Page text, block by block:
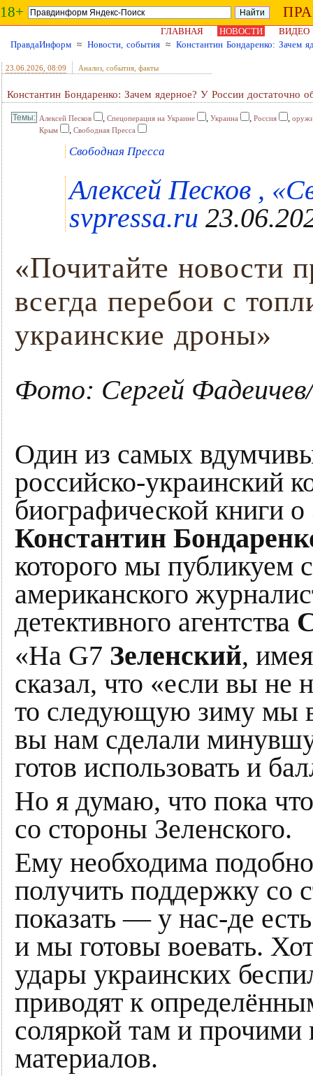
18+
ГЛАВНАЯ НОВОСТИ
ВИДЕО
ПравдаИнформ ≈ Новости, события ≈ Константин Бондаренко: Зачем
23.06.2026 , 08:09 Анализ, события, факты
Константин Бондаренко: Зачем ядерное? У России достаточно
Алексей Песков , Спецоперация на Украине , Украина , Россия ,
Крым
, Свободная Пресса
Свободная Пресса
Алексей Песков ,
svpressa.ru
«Почитайте
всегда перебои с
украинские дроны»
Фото: Сергей
Один из самых
российско-украинский
биографической книги
Константин
которого мы публикуем
американского
детективного агентства
«На G7 Зеленский,
сказал, что «если вы не
то следующую зиму мы
вы нам сделали
готов использовать и
Но я думаю, что пока
со стороны Зеленского.
Ему необходима
получить поддержку со
показать — у нас-де
и мы готовы воевать.
удары украинских
приводят к
соляркой там и
материалов.